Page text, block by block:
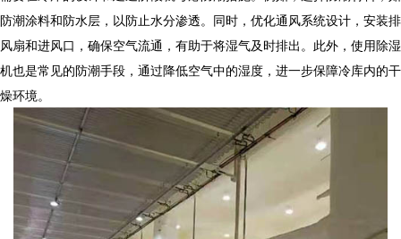
防潮涂料和防水层，以防止水分渗透。同时，优化通风系统设计，安装排
风扇和进风口，确保空气流通，有助于将湿气及时排出。此外，使用除湿
机也是常见的防潮手段，通过降低空气中的湿度，进一步保障冷库内的干
燥环境。